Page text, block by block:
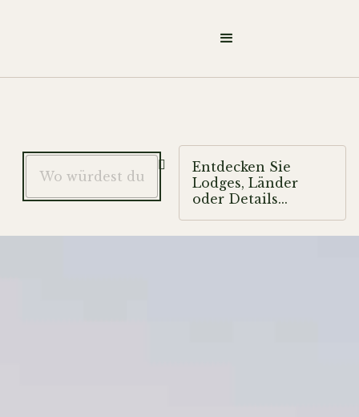

Entdecken Sie
Lodges, Länder
oder Details...